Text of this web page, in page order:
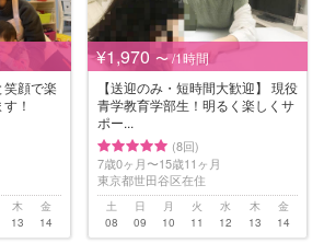
笑顔で楽
！
木
13
金
14
¥1,970 〜 /1時間
【送迎のみ・短時間大歓迎】 現役
青学教育学部生！明るく楽しくサ
ポー...
(8回)
7歳0ヶ月〜15歳11ヶ月
東京都世田谷区在住
土
08
日
09
月
10
火
11
水
12
木
13
金
14